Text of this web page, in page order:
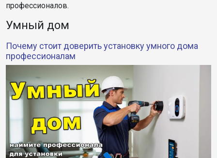
профессионалов.
Умный дом
Почему стоит доверить установку умного дома
профессионалам